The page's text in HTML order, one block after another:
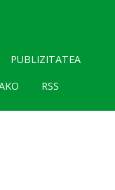
PUBLIZITATEA
RSS